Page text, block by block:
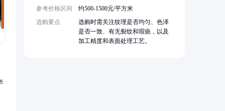
参考价格区间
约500-1500元/平方米
选购要点
选购时需关注纹理是否均匀、色泽
是否一致、有无裂纹和瑕疵，以及
加工精度和表面处理工艺。